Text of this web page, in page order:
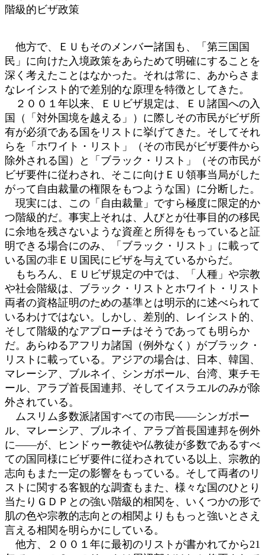
階級的ビザ政策
他方で、ＥＵもそのメンバー諸国も、「第三国国
民」に向けた入境政策をあらためて明確にすることを
深く考えたことはなかった。それは常に、あからさま
なレイシスト的で差別的な原理を特徴としてきた。
２００１年以来、ＥＵビザ規定は、ＥＵ諸国への入
国（「対外国境を越える」）に際しその市民がビザ所
有が必須である国をリストに挙げてきた。そしてそれ
らを「ホワイト・リスト」（その市民がビザ要件から
除外される国）と「ブラック・リスト」（その市民が
ビザ要件に従わされ、そこに向けＥＵ領事当局がした
がって自由裁量の権限をもつような国）に分断した。
現実には、この「自由裁量」ですら極度に限定的か
つ階級的だ。事実上それは、人びとが仕事目的の移民
に余地を残さないような資産と所得をもっていると証
明できる場合にのみ、「ブラック・リスト」に載って
いる国の非ＥＵ国民にビザを与えているからだ。
もちろん、ＥＵビザ規定の中では、「人種」や宗教
や社会階級は、ブラック・リストとホワイト・リスト
両者の資格証明のための基準とは明示的に述べられて
いるわけではない。しかし、差別的、レイシスト的、
そして階級的なアプローチはそうであっても明らか
だ。あらゆるアフリカ諸国（例外なく）がブラック・
リストに載っている。アジアの場合は、日本、韓国、
マレーシア、ブルネイ、シンガポール、台湾、東チモ
ール、アラブ首長国連邦、そしてイスラエルのみが除
外されている。
ムスリム多数派諸国すべての市民――シンガポー
ル、マレーシア、ブルネイ、アラブ首長国連邦を例外
に――が、ヒンドゥー教徒や仏教徒が多数であるすべ
ての国同様にビザ要件に従わされている以上、宗教的
志向もまた一定の影響をもっている。そして両者のリ
ストに関する客観的な調査もまた、様々な国のひとり
当たりＧＤＰとの強い階級的相関を、いくつかの形で
肌の色や宗教的志向との相関よりももっと強いとさえ
言える相関を明らかにしている。
他方、２００１年に最初のリストが書かれてから21